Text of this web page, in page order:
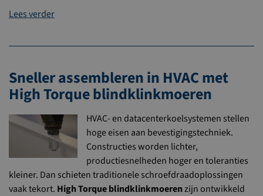
Lees verder
Sneller assembleren in HVAC met
High Torque blindklinkmoeren
HVAC- en datacenterkoelsystemen stellen
hoge eisen aan bevestigingstechniek.
Constructies worden lichter,
productiesnelheden hoger en toleranties
kleiner. Dan schieten traditionele schroefdraadoplossingen
vaak tekort. High Torque blindklinkmoerenzijn ontwikkeld